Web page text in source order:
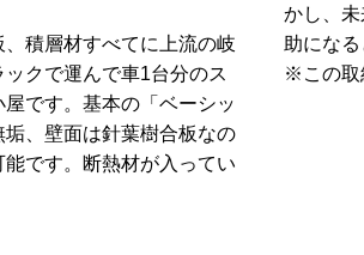
積層材すべてに上流の岐
クで運んで車1台分のス
です。基本の「ベーシッ
、壁面は針葉樹合板なの
です。断熱材が入ってい
かし、
助になる
※この取